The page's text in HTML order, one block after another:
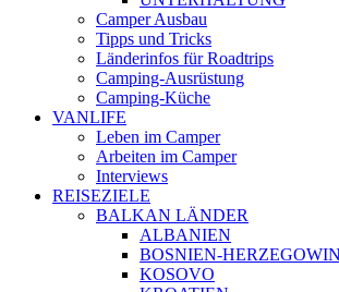
Camper Ausbau
Tipps und Tricks
Länderinfos für Roadtrips
Camping-Ausrüstung
Camping-Küche
VANLIFE
Leben im Camper
Arbeiten im Camper
Interviews
REISEZIELE
BALKAN LÄNDER
ALBANIEN
BOSNIEN-
KOSOVO